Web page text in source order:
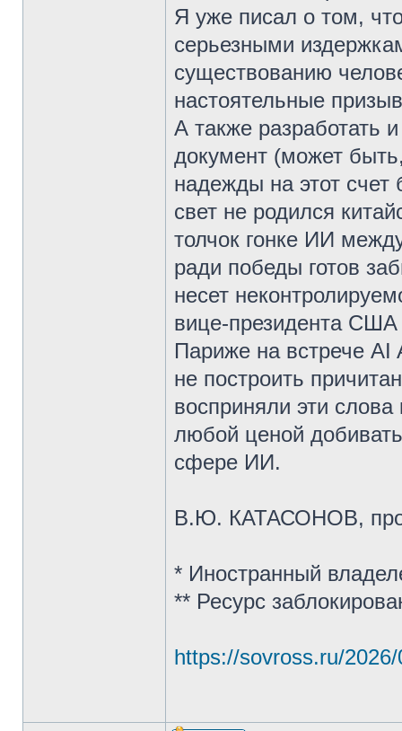
Я уже писал о том,
серьезными
существованию
настоятельные
А также разработать
документ (может
надежды на этот
свет не родился
толчок гонке ИИ
ради победы готов
несет
вице-президента
Париже на встрече
не построить
восприняли эти
любой ценой
сфере ИИ.
В.Ю. КАТАСОНОВ,
* Иностранный
** Ресурс
https://sovross.ru/